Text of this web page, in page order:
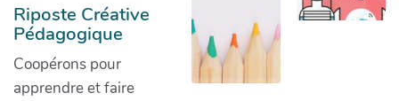
Riposte Créative
Pédagogique
Coopérons pour
apprendre et faire